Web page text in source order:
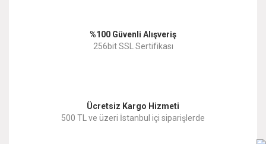
Ürün fiyatı diğer sitelerden daha pahalı.
%100 Güvenli Alışveriş
256bit SSL Sertifikası
Ücretsiz Kargo Hizmeti
500 TL ve üzeri İstanbul içi siparişlerde